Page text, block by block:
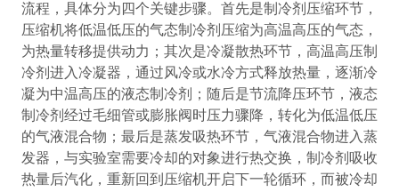
流程，具体分为四个关键步骤。首先是制冷剂压缩环节，
压缩机将低温低压的气态制冷剂压缩为高温高压的气态，
为热量转移提供动力；其次是冷凝散热环节，高温高压制
冷剂进入冷凝器，通过风冷或水冷方式释放热量，逐渐冷
凝为中温高压的液态制冷剂；随后是节流降压环节，液态
制冷剂经过毛细管或膨胀阀时压力骤降，转化为低温低压
的气液混合物；最后是蒸发吸热环节，气液混合物进入蒸
发器，与实验室需要冷却的对象进行热交换，制冷剂吸收
热量后汽化，重新回到压缩机开启下一轮循环，而被冷却